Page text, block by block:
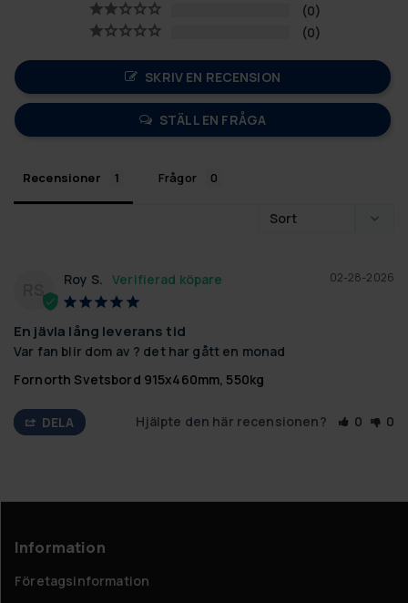
0
0
SKRIV EN RECENSION
STÄLL EN FRÅGA
Recensioner Frågor
RS
02-28-2026
Roy S.
En jävla lång leverans tid
Var fan blir dom av ? det har gått en monad
Fornorth Svetsbord 915x460mm, 550kg
DELA Hjälpte den här recensionen? 0 0
Information
Företagsinformation